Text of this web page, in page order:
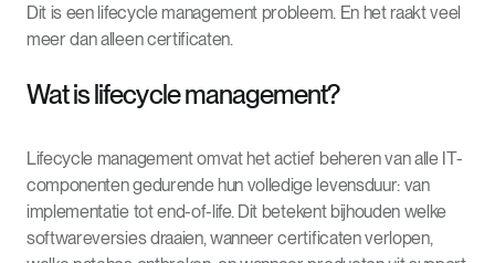
Dit is een lifecycle management probleem. En het raakt veel
meer dan alleen certificaten.
Wat is lifecycle management?
Lifecycle management omvat het actief beheren van alle IT-
componenten gedurende hun volledige levensduur: van
implementatie tot end-of-life. Dit betekent bijhouden welke
softwareversies draaien, wanneer certificaten verlopen,